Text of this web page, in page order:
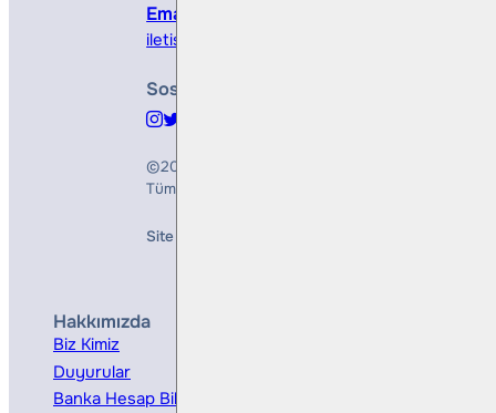
Email
iletisim@bullsyatirim.com
Sosyal Medya
©2026
Tüm Hakları Saklıdır
Site Creation & Technology by
Hakkımızda
Biz Kimiz
Duyurular
Banka Hesap Bilgileri